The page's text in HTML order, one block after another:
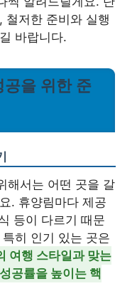
철저한 준비와 실행
바랍니다.
공을 위한 준
해서는 어떤 곳을 갈
. 휴양림마다 제공
등이 다르기 때문
히 인기 있는 곳은
여행 스타일과 맞는
공률을 높이는 핵